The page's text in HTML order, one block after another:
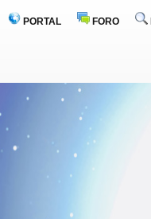
PORTAL FORO